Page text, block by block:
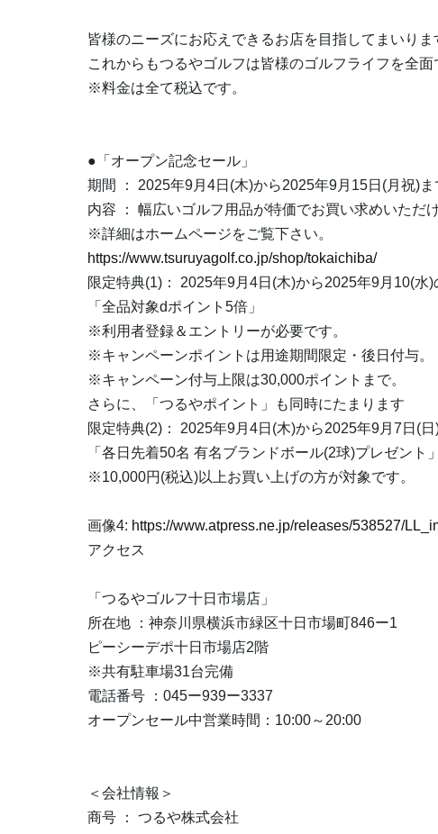
皆様のニーズにお応えできるお店を目指してまいりま
これからもつるやゴルフは皆様のゴルフライフを全面
※料金は全て税込です。
●「オープン記念セール」
期間 ： 2025年9月4日(木)から2025年9月15日(月祝)ま
内容 ： 幅広いゴルフ用品が特価でお買い求めいただけ
※詳細はホームページをご覧下さい。
https://www.tsuruyagolf.co.jp/shop/tokaichiba/
限定特典(1)： 2025年9月4日(木)から2025年9月10(水)
「全品対象dポイント5倍」
※利用者登録＆エントリーが必要です。
※キャンペーンポイントは用途期間限定・後日付与。
※キャンペーン付与上限は30,000ポイントまで。
さらに、「つるやポイント」も同時にたまります
限定特典(2)： 2025年9月4日(木)から2025年9月7日(
「各日先着50名 有名ブランドボール(2球)プレゼント」
※10,000円(税込)以上お買い上げの方が対象です。
画像4: https://www.atpress.ne.jp/releases/538527/
アクセス
「つるやゴルフ十日市場店」
所在地 ：神奈川県横浜市緑区十日市場町846ー1
ピーシーデポ十日市場店2階
※共有駐車場31台完備
電話番号 ：045ー939ー3337
オープンセール中営業時間：10:00～20:00
＜会社情報＞
商号 ： つるや株式会社